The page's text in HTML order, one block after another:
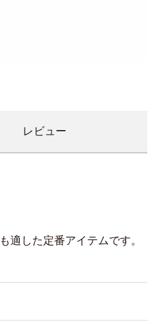
レビュー
適した定番アイテムです。